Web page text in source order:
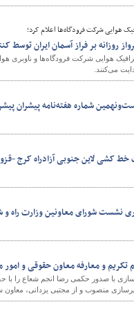
هوایی شرکت فرودگاه‌ها اعلام کرد؛
هوایی شرکت فرودگاه‌ها و
شماره هفته‌نامه پیشران
کشی لاین جنوبی آزادراه کرج -
نشست شورای معاونین وزارت راه
تکریم و معارفه معاون حقوقی و
با صدور حکمی رضا انجم شعاع را
منصوب و از مجتبی یزدانی، معاون